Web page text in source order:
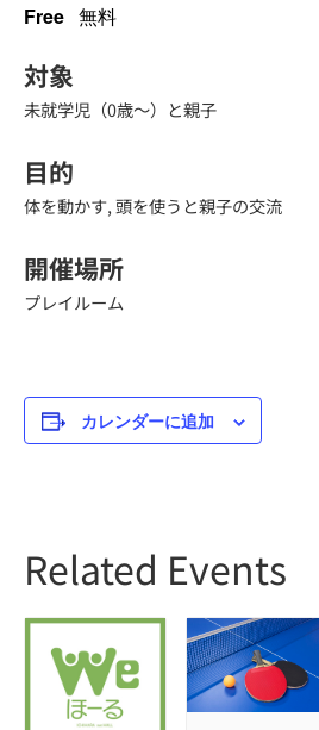
Free 無料
対象
未就学児（0歳～）と親子
目的
体を動かす, 頭を使うと親子の交流
開催場所
プレイルーム
カレンダーに追加
Related Events